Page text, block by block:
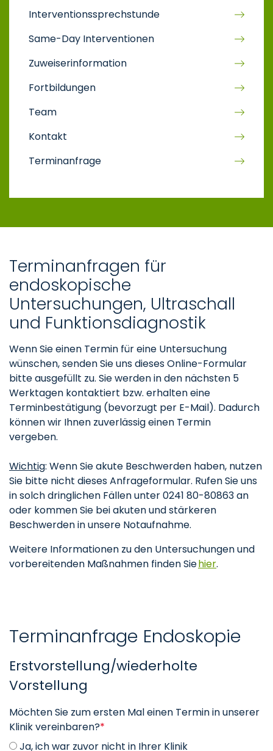
Interventionssprechstunde
Same-Day Interventionen
Zuweiserinformation
Fortbildungen
Team
Kontakt
Terminanfrage
Terminanfragen für
endoskopische
Untersuchungen, Ultraschall
und Funktionsdiagnostik
Wenn Sie einen Termin für eine Untersuchung
wünschen, senden Sie uns dieses Online-Formular
bitte ausgefüllt zu. Sie werden in den nächsten 5
Werktagen kontaktiert bzw. erhalten eine
Terminbestätigung (bevorzugt per E-Mail). Dadurch
können wir Ihnen zuverlässig einen Termin
vergeben.
Wichtig: Wenn Sie akute Beschwerden haben, nutzen
Sie bitte nicht dieses Anfrageformular. Rufen Sie uns
in solch dringlichen Fällen unter 0241 80-80863 an
oder kommen Sie bei akuten und stärkeren
Beschwerden in unsere Notaufnahme.
Weitere Informationen zu den Untersuchungen und
vorbereitenden Maßnahmen finden Siehier.
Terminanfrage Endoskopie
Erstvorstellung/wiederholte
Vorstellung
Möchten Sie zum ersten Mal einen Termin in unserer
Klinik vereinbaren?*
Ja, ich war zuvor nicht in Ihrer Klinik